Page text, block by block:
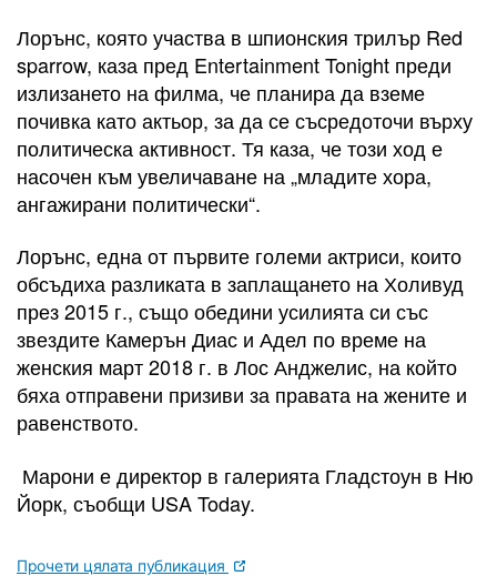
Лорънс, която участва в шпионския трилър Red
sparrow, каза пред Entertainment Tonight преди
излизането на филма, че планира да вземе
почивка като актьор, за да се съсредоточи върху
политическа активност. Тя каза, че този ход е
насочен към увеличаване на „младите хора,
ангажирани политически“.
Лорънс, една от първите големи актриси, които
обсъдиха разликата в заплащането на Холивуд
през 2015 г., също обедини усилията си със
звездите Камерън Диас и Адел по време на
женския март 2018 г. в Лос Анджелис, на който
бяха отправени призиви за правата на жените и
равенството.
Марони е директор в галерията Гладстоун в Ню
Йорк, съобщи USA Today.
Прочети цялата публикация